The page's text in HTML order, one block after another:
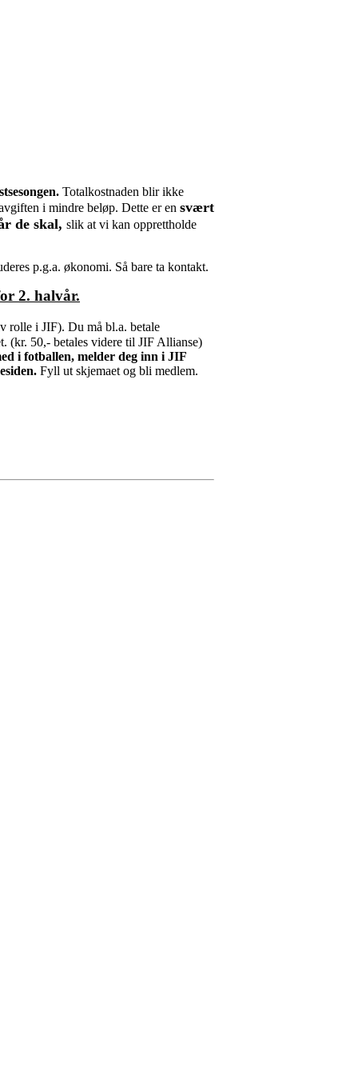
Totalkostnaden blir ikke
i mindre beløp. Dette er en svært
de skal, slik at vi kan opprettholde
p.g.a. økonomi. Så bare ta kontakt.
2. halvår.
rolle i JIF). Du må bl.a. betale
(kr. 50,- betales videre til JIF Allianse)
i fotballen, melder deg inn i JIF
Fyll ut skjemaet og bli medlem.